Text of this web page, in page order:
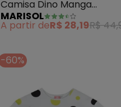
Camisa Dino Manga
Curta Infantil (Branco)
MARISOL
A partir deR$ 28,19R$
-60%